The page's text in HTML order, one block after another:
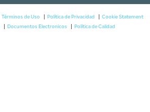
Términos de Uso Política de Privacidad
Cookie Statement
Documentos Electronicos Política de Calidad